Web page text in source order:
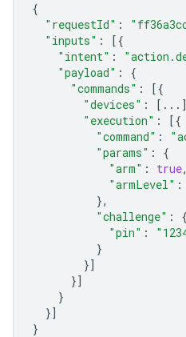
{
"requestId" :
"inputs" :
[{
"intent" :
"payload" :
{
"commands" :
[{
"devices" : [ ...
"execution" :
[{
"command" :
"params" :
{
"arm" : true,
"armLevel" :
},
"challenge" :
{
"pin" :
}
}]
}]
}
}]
}